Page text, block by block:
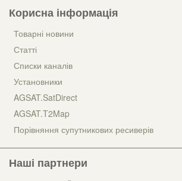
Корисна інформація
Товарні новини
Статті
Списки каналів
Установники
AGSAT.SatDirect
AGSAT.T2Map
Порівняння супутникових ресиверів
Наші партнери